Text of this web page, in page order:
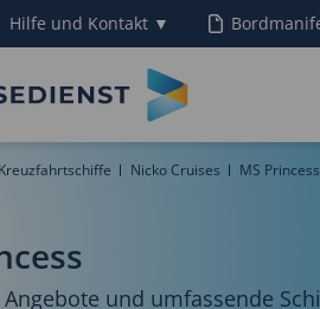
Hilfe und Kontakt ▼
Kreuzfahrtschiffe Nicko Cruises MS Princess
und umfassende